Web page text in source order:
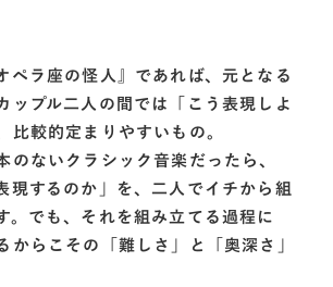
ペラ座の怪人』であれば、元となる
ップル二人の間では「こう表現しよ
比較的定まりやすいもの。
のないクラシック音楽だったら、
現するのか」を、二人でイチから組
。でも、それを組み立てる過程に
からこその「難しさ」と「奥深さ」